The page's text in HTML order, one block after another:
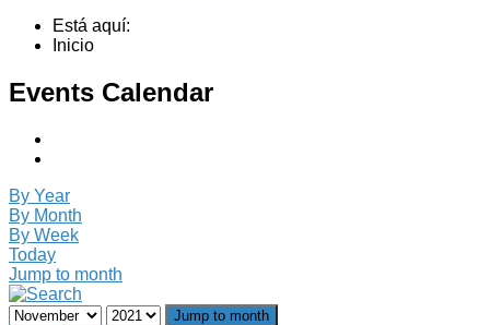
Está aquí:
Inicio
Events Calendar
By Year
By Month
By Week
Today
Jump to month
Jump to month